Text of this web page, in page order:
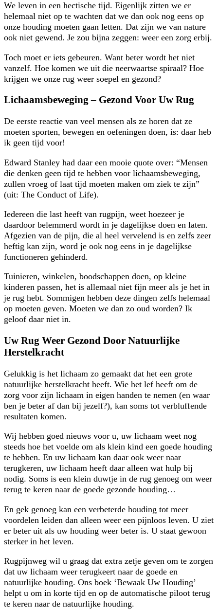
We leven in een hectische tijd. Eigenlijk zitten we er
helemaal niet op te wachten dat we dan ook nog eens op
onze houding moeten gaan letten. Dat zijn we van nature
ook niet gewend. Je zou bijna zeggen: weer een zorg erbij.
Toch moet er iets gebeuren. Want beter wordt het niet
vanzelf. Hoe komen we uit die neerwaartse spiraal? Hoe
krijgen we onze rug weer soepel en gezond?
Lichaamsbeweging – Gezond Voor Uw Rug
De eerste reactie van veel mensen als ze horen dat ze
moeten sporten, bewegen en oefeningen doen, is: daar heb
ik geen tijd voor!
Edward Stanley had daar een mooie quote over: “Mensen
die denken geen tijd te hebben voor lichaamsbeweging,
zullen vroeg of laat tijd moeten maken om ziek te zijn”
(uit: The Conduct of Life).
Iedereen die last heeft van rugpijn, weet hoezeer je
daardoor belemmerd wordt in je dagelijkse doen en laten.
Afgezien van de pijn, die al heel vervelend is en zelfs zeer
heftig kan zijn, word je ook nog eens in je dagelijkse
functioneren gehinderd.
Tuinieren, winkelen, boodschappen doen, op kleine
kinderen passen, het is allemaal niet fijn meer als je het in
je rug hebt. Sommigen hebben deze dingen zelfs helemaal
op moeten geven. Moeten we dan zo oud worden? Ik
geloof daar niet in.
Uw Rug Weer Gezond Door Natuurlijke
Herstelkracht
Gelukkig is het lichaam zo gemaakt dat het een grote
natuurlijke herstelkracht heeft. Wie het lef heeft om de
zorg voor zijn lichaam in eigen handen te nemen (en waar
ben je beter af dan bij jezelf?), kan soms tot verbluffende
resultaten komen.
Wij hebben goed nieuws voor u, uw lichaam weet nog
steeds hoe het voelde om als klein kind een goede houding
te hebben. En uw lichaam kan daar ook weer naar
terugkeren, uw lichaam heeft daar alleen wat hulp bij
nodig. Soms is een klein duwtje in de rug genoeg om weer
terug te keren naar de goede gezonde houding…
En gek genoeg kan een verbeterde houding tot meer
voordelen leiden dan alleen weer een pijnloos leven. U ziet
er beter uit als uw houding weer beter is. U staat gewoon
sterker in het leven.
Rugpijnweg wil u graag dat extra zetje geven om te zorgen
dat uw lichaam weer terugkeert naar de goede en
natuurlijke houding. Ons boek ‘Bewaak Uw Houding’
helpt u om in korte tijd en op de automatische piloot terug
te keren naar de natuurlijke houding.